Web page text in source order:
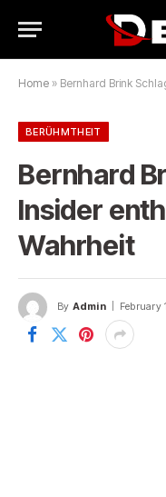
Home » Bernhard Brink
BERÜHMTHEIT
Bernhard
Insider
Wahrheit
By Admin February